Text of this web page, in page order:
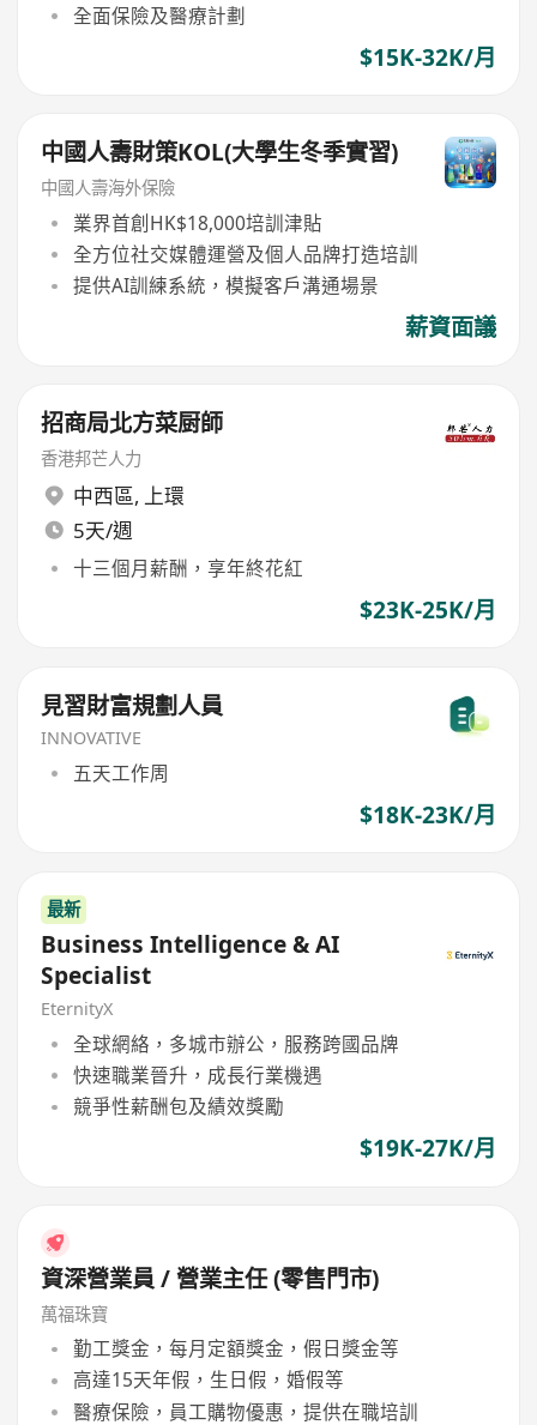
全面保險及醫療計劃
$15K-32K/月
中國人壽財策KOL(大學生冬季實習)
中國人壽海外保險
業界首創HK$18,000培訓津貼
全方位社交媒體運營及個人品牌打造培訓
提供AI訓練系統，模擬客戶溝通場景
薪資面議
招商局北方菜厨師
香港邦芒人力
中西區, 上環
5天/週
十三個月薪酬，享年終花紅
$23K-25K/月
見習財富規劃人員
INNOVATIVE
五天工作周
$18K-23K/月
最新
Business Intelligence & AI
Specialist
EternityX
全球網絡，多城市辦公，服務跨國品牌
快速職業晉升，成長行業機遇
競爭性薪酬包及績效獎勵
$19K-27K/月
資深營業員 / 營業主任 (零售門市)
萬福珠寶
勤工獎金，每月定額獎金，假日獎金等
高達15天年假，生日假，婚假等
醫療保險，員工購物優惠，提供在職培訓